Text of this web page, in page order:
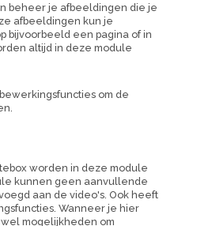
beheer je afbeeldingen die je
afbeeldingen kun je
bijvoorbeeld een pagina of in
altijd in deze module
om de
worden in deze module
kunnen geen aanvullende
aan de video's. Ook heeft
Wanneer je hier
mogelijkheden om